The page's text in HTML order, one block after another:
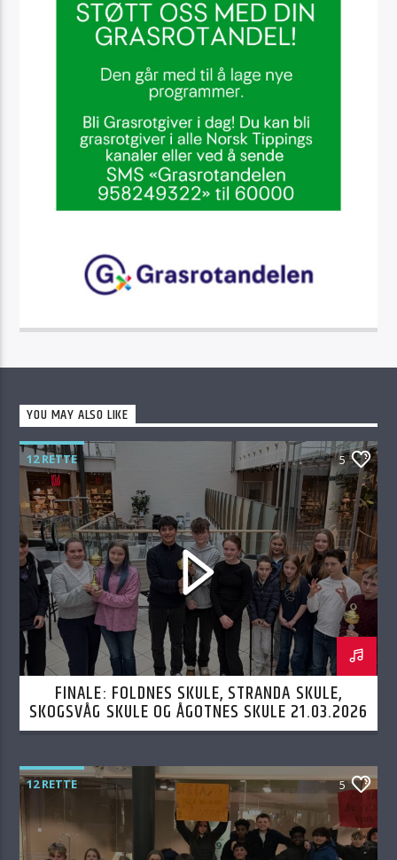
YOU MAY ALSO LIKE
12 RETTE 5
FINALE: FOLDNES SKULE, STRANDA SKULE,
SKOGSVÅG SKULE OG ÅGOTNES SKULE 21.03.2026
12 RETTE 5